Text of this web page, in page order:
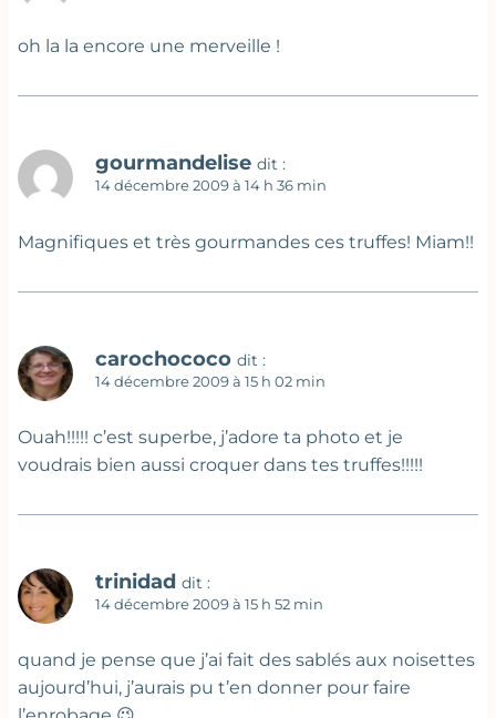
oh la la encore une merveille !
gourmandelise dit :
14 décembre 2009 à 14 h 36 min
Magnifiques et très gourmandes ces truffes! Miam!!
carochococo dit :
14 décembre 2009 à 15 h 02 min
Ouah!!!!! c’est superbe, j’adore ta photo et je
voudrais bien aussi croquer dans tes truffes!!!!!
trinidad dit :
14 décembre 2009 à 15 h 52 min
quand je pense que j’ai fait des sablés aux noisettes
aujourd’hui, j’aurais pu t’en donner pour faire